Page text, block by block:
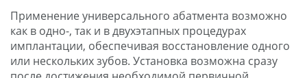
Применение универсального абатмента возможно
как в одно-, так и в двухэтапных процедурах
имплантации, обеспечивая восстановление одного
или нескольких зубов. Установка возможна сразу